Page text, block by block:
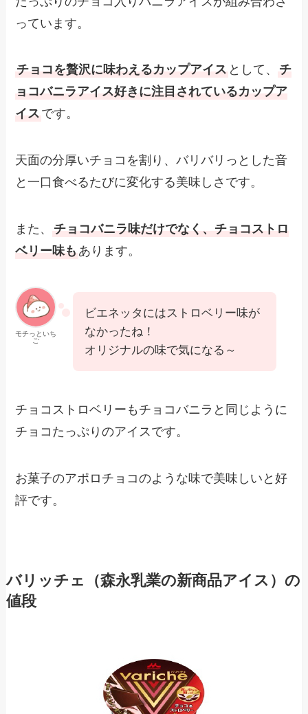
っています。
チョコを贅沢に味わえるカップアイス として、
チ
ョコバニラアイス好きに注目されているカップア
イス です。
天面の分厚いチョコを割り、バリバリっとした音
と一口食べるたびに変化する美味しさです。
また、
チョコバニラ味だけでなく、チョコストロ
ベリー味も あります。
モチっといち
ご
ビエネッタにはストロベリー味が
なかったね！
オリジナルの味で気になる～
チョコストロベリーもチョコバニラと同じように
チョコたっぷりのアイスです。
お菓子のアポロチョコのような味で美味しいと好
評です。
バリッチェ（森永乳業の新商品アイス）の
値段